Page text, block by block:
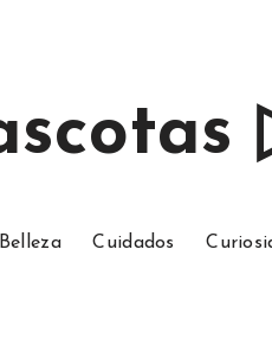
Belleza Cuidados